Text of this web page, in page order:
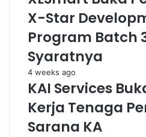
X-Star
Program Batch
Syaratnya
4 weeks ago
KAI Services
Kerja Tenaga
Sarana KA